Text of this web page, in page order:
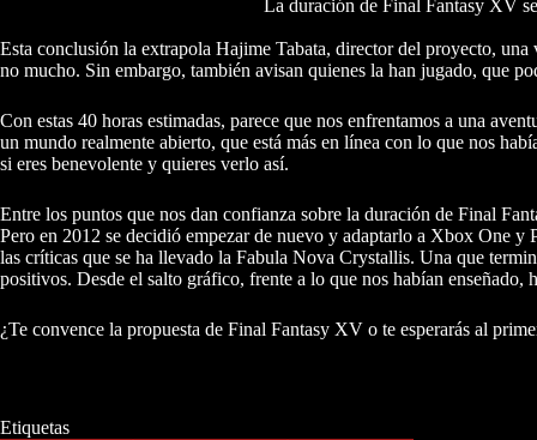
La duración de Final Fantasy XV
Esta conclusión la extrapola Hajime Tabata, director del proyecto,
no mucho. Sin embargo, también avisan quienes la han jugado, que
Con estas 40 horas estimadas, parece que nos enfrentamos a una
un mundo realmente abierto, que está más en línea con lo que nos
si eres benevolente y quieres verlo así.
Entre los puntos que nos dan confianza sobre la duración de Final
Pero en 2012 se decidió empezar de nuevo y adaptarlo a Xbox One
las críticas que se ha llevado la Fabula Nova Crystallis. Una que
positivos. Desde el salto gráfico, frente a lo que nos habían
¿Te convence la propuesta de Final Fantasy XV o te esperarás al
Etiquetas